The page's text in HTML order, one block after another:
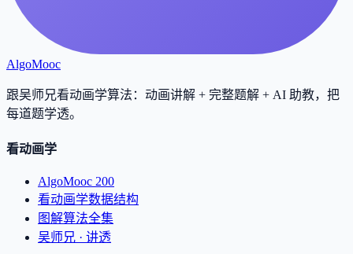
AlgoMooc
跟吴师兄看动画学算法：动画讲解 + 完整题解 + AI 助教，把
每道题学透。
看动画学
AlgoMooc 200
看动画学数据结构
图解算法全集
吴师兄 · 讲透